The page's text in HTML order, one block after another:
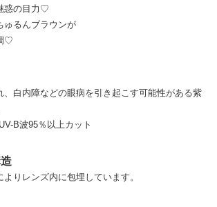
惑の目力♡
ゅるんブラウンが
♡
、白内障などの眼病を引き起こす可能性がある紫
B波95％以上カット
りレンズ内に包埋しています。